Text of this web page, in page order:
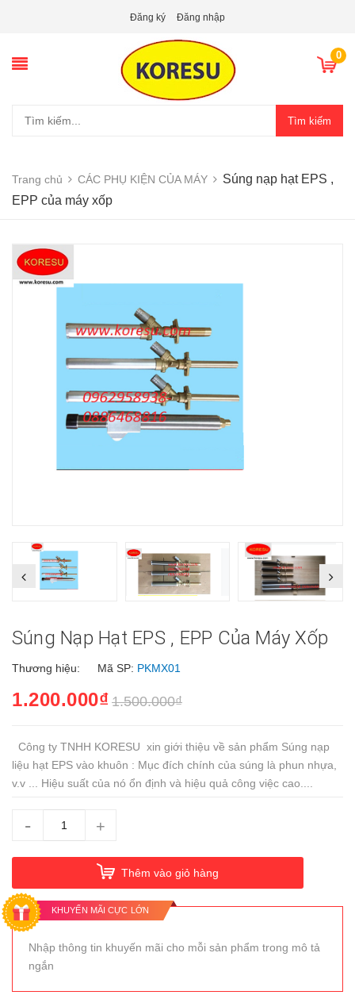
Đăng ký Đăng nhập
0
Tìm kiếm
Trang chủ CÁC PHỤ KIỆN CỦA MÁY
Súng nạp hạt EPS ,
EPP của máy xốp
Súng Nạp Hạt EPS , EPP Của Máy Xốp
Thương hiệu: Mã SP: PKMX01
1.200.000₫ 1.500.000₫
Công ty TNHH KORESU xin giới thiệu về sản phẩm Súng nạp
liệu hạt EPS vào khuôn : Mục đích chính của súng là phun nhựa,
v.v ... Hiệu suất của nó ổn định và hiệu quả công việc cao....
- +
Thêm vào giỏ hàng
KHUYẾN MÃI CỰC LỚN
Nhập thông tin khuyến mãi cho mỗi sản phẩm trong mô tả
ngắn